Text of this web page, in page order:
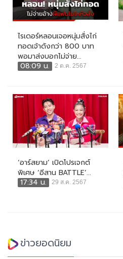
ไรเดอร์หลอนเจอหนุ่มสั่งไก่
ทอดเจ้าดังกว่า 800 บาท
พอมาส่งบอกไม่จ่าย...
08:09 น.
2 ต.ค. 2567
‘อาร์สยาม’ เปิดโปรเจกต์
พิเศษ ‘อีสาน BATTLE’...
17:34 น.
29 ส.ค. 2567
ข่าวยอดนิยม